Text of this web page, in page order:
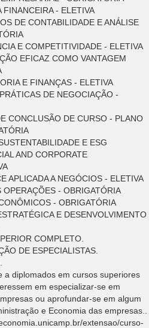
- ELETIVA
DE CONTABILIDADE E ANÁLISE
E COMPETITIVIDADE - ELETIVA
EFICAZ COMO VANTAGEM
E FINANÇAS - ELETIVA
DE NEGOCIAÇÃO -
CONCLUSÃO DE CURSO - PLANO
E ESG
AND CORPORATE
APLICADA A NEGÓCIOS - ELETIVA
- OBRIGATÓRIA
- OBRIGATÓRIA
E DESENVOLVIMENTO
COMPLETO.
DE ESPECIALISTAS.
a diplomados em cursos superiores
em especializar-se em
ou aprofundar-se em algum
e Economia das empresas..
extensao/curso-